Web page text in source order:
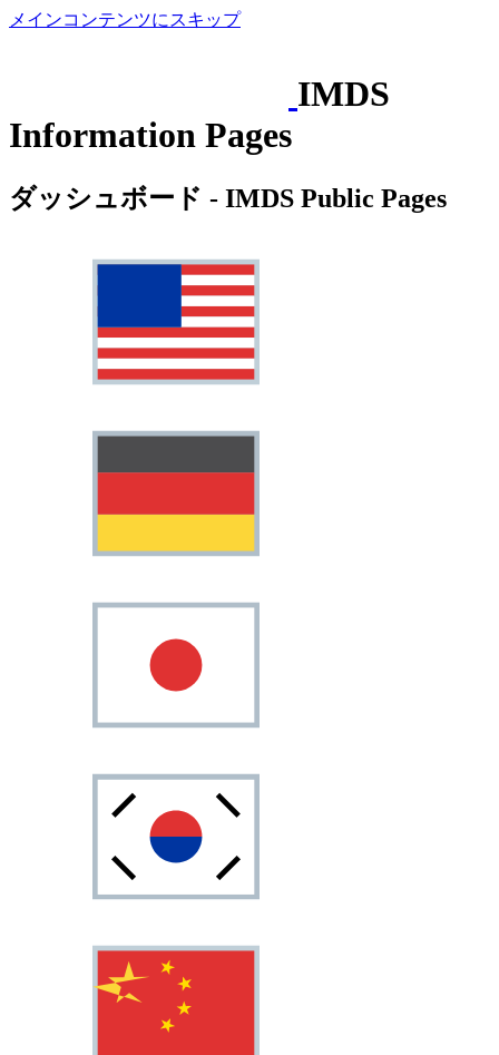
メインコンテンツにスキップ
IMDS
Information Pages
ダッシュボード - IMDS Public Pages